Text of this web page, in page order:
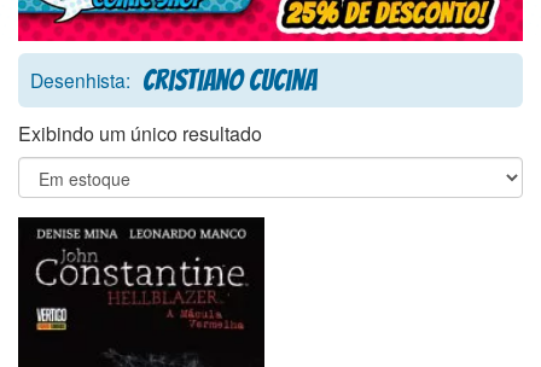
Desenhista: Cristiano Cucina
Exibindo um único resultado